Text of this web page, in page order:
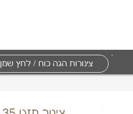
צינורות הגה כוח / לחץ שמן